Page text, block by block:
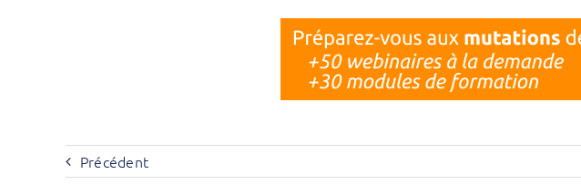
Précédent